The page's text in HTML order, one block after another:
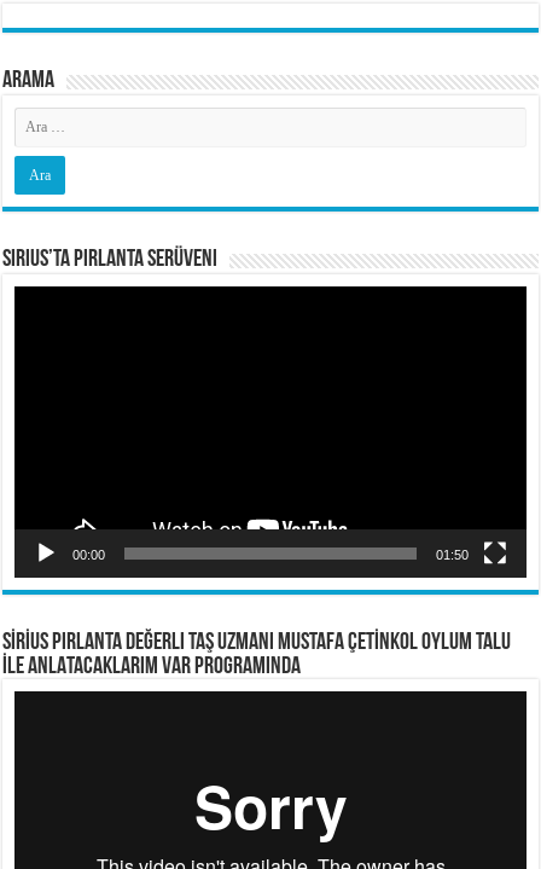
Arama
Sirius’ta Pırlanta Serüveni
00:00 01:50
SİRİUS PIRLANTA Değerli Taş Uzmanı Mustafa ÇETİNKOL OYLUM TALU
İLE ANLATACAKLARIM VAR PROGRAMINDA